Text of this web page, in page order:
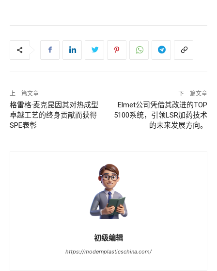
上一篇文章
格雷格·麦克昆因其对热成型
卓越工艺的终身贡献而获得
SPE表彰
下一篇文章
Elmet公司凭借其改进的TOP
5100系统，引领LSR加药技术
的未来发展方向。
初级编辑
https://modernplasticschina.com/